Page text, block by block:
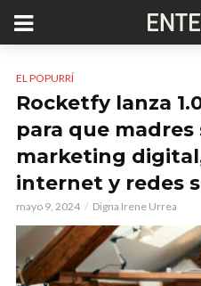
EL POPURRÍ
Rocketfy lanza
para que
marketing
internet y redes
mayo 9, 2024 Digna Irene Urrea